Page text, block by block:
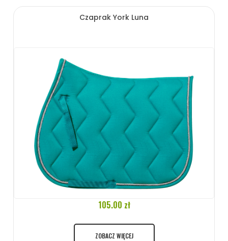
Czaprak York Luna
105.00 zł
ZOBACZ WIĘCEJ